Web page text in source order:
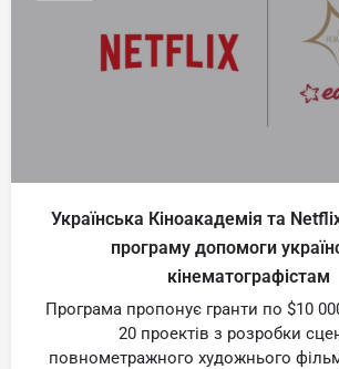
Українська Кіноакадемія та
програму допомоги
кінематографістам
Програма пропонує гранти по $10
20 проектів з розробки
повнометражного художнього